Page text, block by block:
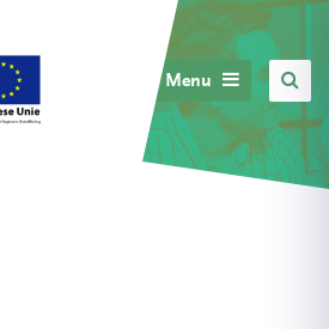
Menu